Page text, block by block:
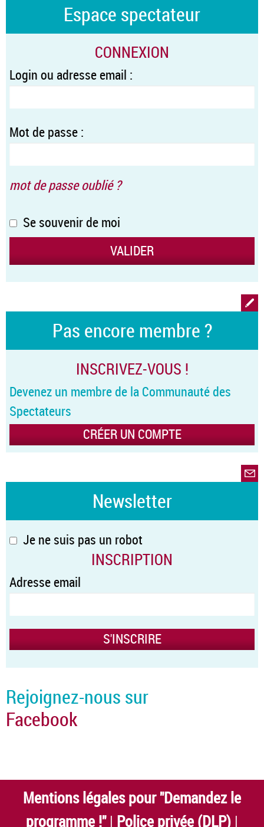
Espace spectateur
CONNEXION
Login ou adresse email :
Mot de passe :
mot de passe oublié ?
Se souvenir de moi
Pas encore membre ?
INSCRIVEZ-VOUS !
Devenez un membre de la Communauté des
Spectateurs
CRÉER UN COMPTE
Newsletter
Je ne suis pas un robot
INSCRIPTION
Adresse email
Rejoignez-nous sur
Facebook
Mentions légales pour "Demandez le
programme !"| Police privée (DLP) |